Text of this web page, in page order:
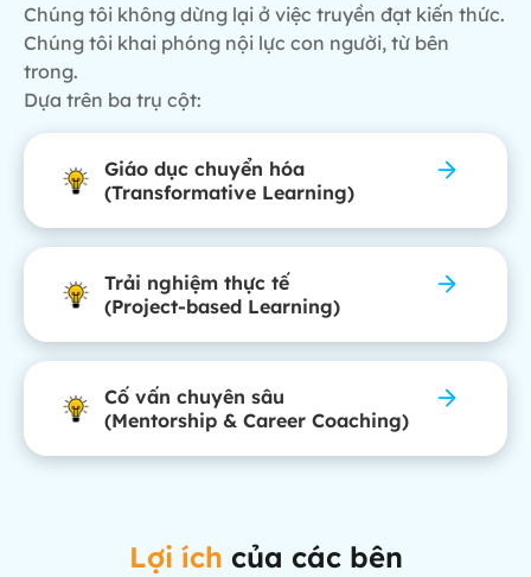
Chúng tôi không dừng lại ở việc truyền đạt kiến thức.
Chúng tôi khai phóng nội lực con người, từ bên
trong.
Dựa trên ba trụ cột:
Giáo dục chuyển hóa
(Transformative Learning)
Trải nghiệm thực tế
(Project-based Learning)
Cố vấn chuyên sâu
(Mentorship & Career Coaching)
Lợi ích của các bên